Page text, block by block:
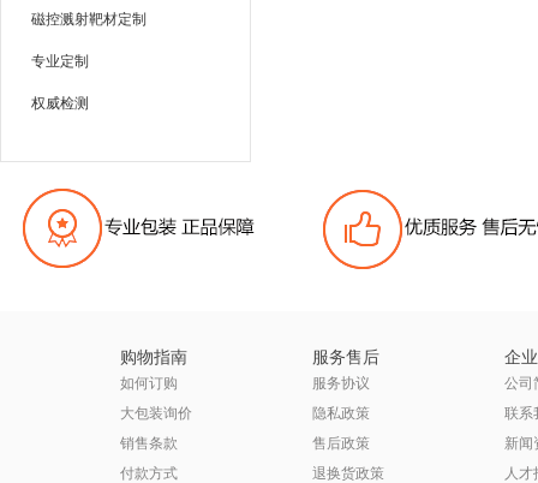
磁控溅射靶材定制
专业定制
权威检测
购物指南
如何订购
大包装询价
销售条款
付款方式
服务售后
服务协议
隐私政策
售后政策
退换货政策
企
公司
联系
新闻
人才